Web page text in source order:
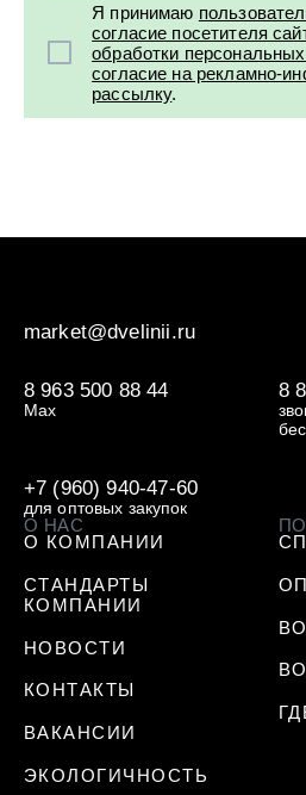
Я принимаю
согласие посетителя
обработки
согласие на рекламно-
рассылку.
market@dvelinii.ru
8
8 963 500 88 44
Max
+7 (960) 940-47-60
для оптовых закупок
О НАС
О КОМПАНИИ
СТАНДАРТЫ
КОМПАНИИ
НОВОСТИ
КОНТАКТЫ
ВАКАНСИИ
ЭКОЛОГИЧНОСТЬ